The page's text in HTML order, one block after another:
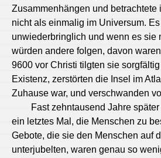
Zusammenhängen und betrachtete
nicht als einmalig im Universum.
unwiederbringlich und wenn es sie
würden andere folgen, davon
9600 vor Christi tilgten sie
Existenz, zerstörten die Insel im
Zuhause war, und verschwanden
Fast zehntausend Jahre
ein letztes Mal, die Menschen zu
Gebote, die sie den Menschen auf
unterjubelten, waren genau so